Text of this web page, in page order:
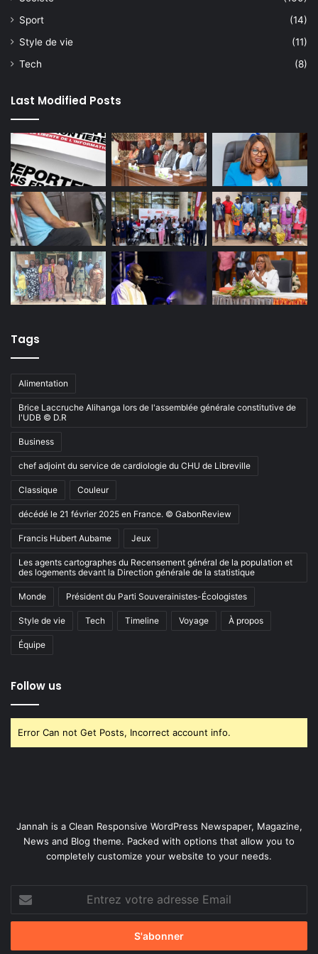
Sport
(14)
Style de vie
(11)
Tech
(8)
Last Modified Posts
Tags
Alimentation
Brice Laccruche Alihanga lors de l'assemblée générale constitutive de
l'UDB © D.R
Business
chef adjoint du service de cardiologie du CHU de Libreville
Classique Couleur
décédé le 21 février 2025 en France. © GabonReview
Francis Hubert Aubame Jeux
Les agents cartographes du Recensement général de la population et
des logements devant la Direction générale de la statistique
Monde Président du Parti Souverainistes-Écologistes
Style de vie Tech Timeline Voyage À propos
Équipe
Follow us
Error Can not Get Posts, Incorrect account info.
Jannah is a Clean Responsive WordPress Newspaper, Magazine,
News and Blog theme. Packed with options that allow you to
completely customize your website to your needs.
Entrez
votre
adresse